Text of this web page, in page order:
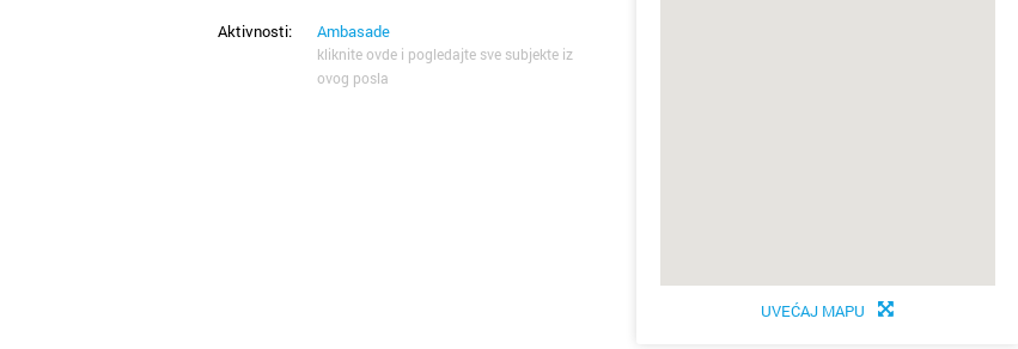
Aktivnosti: Ambasade
kliknite ovde i pogledajte sve subjekte iz
ovog posla
UVEĆAJ MAPU